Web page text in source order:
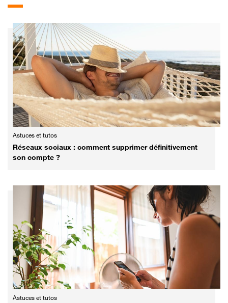
Astuces et tutos
Réseaux sociaux : comment supprimer définitivement
son compte ?
Astuces et tutos